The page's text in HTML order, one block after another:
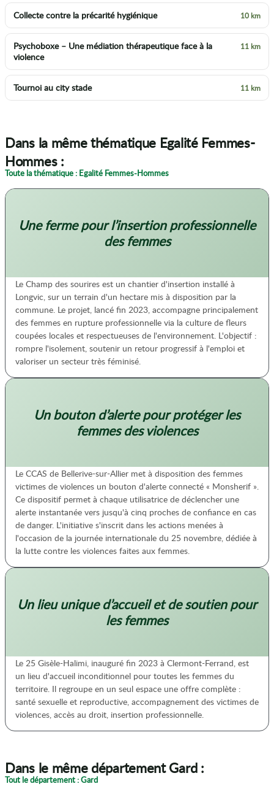
Collecte contre la précarité hygiénique 10 km
Psychoboxe – Une médiation thérapeutique face à la
violence
11 km
Tournoi au city stade 11 km
Dans la même thématique Egalité Femmes-
Hommes :
Toute la thématique : Egalité Femmes-Hommes
Une ferme pour l’insertion professionnelle
des femmes
Le Champ des sourires est un chantier d'insertion installé à
Longvic, sur un terrain d'un hectare mis à disposition par la
commune. Le projet, lancé fin 2023, accompagne principalement
des femmes en rupture professionnelle via la culture de fleurs
coupées locales et respectueuses de l'environnement. L'objectif :
rompre l'isolement, soutenir un retour progressif à l'emploi et
valoriser un secteur très féminisé.
Un bouton d’alerte pour protéger les
femmes des violences
Le CCAS de Bellerive-sur-Allier met à disposition des femmes
victimes de violences un bouton d'alerte connecté « Monsherif ».
Ce dispositif permet à chaque utilisatrice de déclencher une
alerte instantanée vers jusqu'à cinq proches de confiance en cas
de danger. L'initiative s'inscrit dans les actions menées à
l'occasion de la journée internationale du 25 novembre, dédiée à
la lutte contre les violences faites aux femmes.
Un lieu unique d’accueil et de soutien pour
les femmes
Le 25 Gisèle-Halimi, inauguré fin 2023 à Clermont-Ferrand, est
un lieu d'accueil inconditionnel pour toutes les femmes du
territoire. Il regroupe en un seul espace une offre complète :
santé sexuelle et reproductive, accompagnement des victimes de
violences, accès au droit, insertion professionnelle.
Dans le même département Gard :
Tout le département : Gard